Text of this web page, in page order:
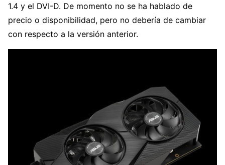
1.4 y el DVI-D. De momento no se ha hablado de
precio o disponibilidad, pero no debería de cambiar
con respecto a la versión anterior.